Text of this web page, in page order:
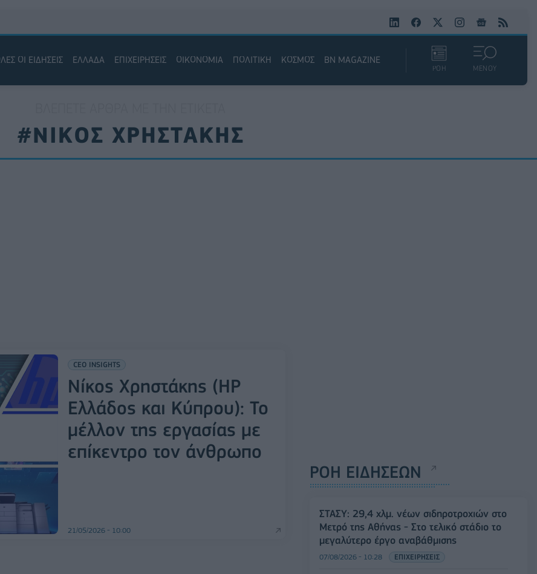
ΟΙ ΕΙΔΗΣΕΙΣ ΕΛΛΑΔΑ ΕΠΙΧΕΙΡΗΣΕΙΣ ΟΙΚΟΝΟΜΙΑ ΠΟΛΙΤΙΚΗ ΚΟΣΜΟΣ BN MAGAZINE
ΡΟΗ ΜΕΝΟΥ
#ΝΙΚΟΣ ΧΡΗΣΤΑΚΗΣ
CEO INSIGHTS
Νίκος Χρηστάκης (HP
Ελλάδος και Κύπρου): Το
μέλλον της εργασίας με
επίκεντρο τον άνθρωπο
21/05/2026 - 10:00
ΡΟΗ ΕΙΔΗΣΕΩΝ
ΣΤΑΣΥ: 29,4 χλμ. νέων σιδηροτροχιών στο
Μετρό της Αθήνας - Στο τελικό στάδιο το
μεγαλύτερο έργο αναβάθμισης
07/08/2026 - 10:28 ΕΠΙΧΕΙΡΗΣΕΙΣ